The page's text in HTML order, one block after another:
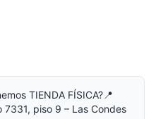
TIENDA FÍSICA?📍
7331, piso 9 – Las Condes